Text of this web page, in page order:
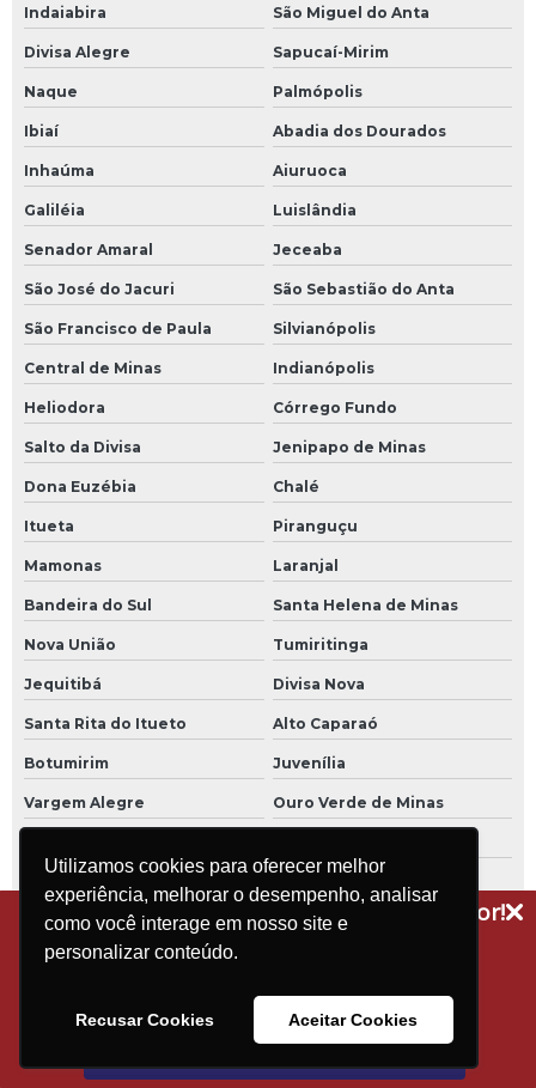
Receba dicas técnicas e novidades do setor!
Assine a nossa newsletter
Utilizamos cookies para oferecer melhor
experiência, melhorar o desempenho, analisar
como você interage em nosso site e
personalizar conteúdo.
Recusar Cookies Aceitar Cookies
Indaiabira São Miguel do Anta
Divisa Alegre Sapucaí-Mirim
Naque Palmópolis
Ibiaí Abadia dos Dourados
Inhaúma Aiuruoca
Galiléia Luislândia
Senador Amaral Jeceaba
São José do Jacuri São Sebastião do Anta
São Francisco de Paula Silvianópolis
Central de Minas Indianópolis
Heliodora Córrego Fundo
Salto da Divisa Jenipapo de Minas
Dona Euzébia Chalé
Itueta Piranguçu
Mamonas Laranjal
Bandeira do Sul Santa Helena de Minas
Nova União Tumiritinga
Jequitibá Divisa Nova
Santa Rita do Itueto Alto Caparaó
Botumirim Juvenília
Vargem Alegre Ouro Verde de Minas
Itaverava Frei Gaspar
Bom Jesus do Amparo
Mendes Pimentel
Cipotânea
Patrocínio do Muriaé Rio Manso